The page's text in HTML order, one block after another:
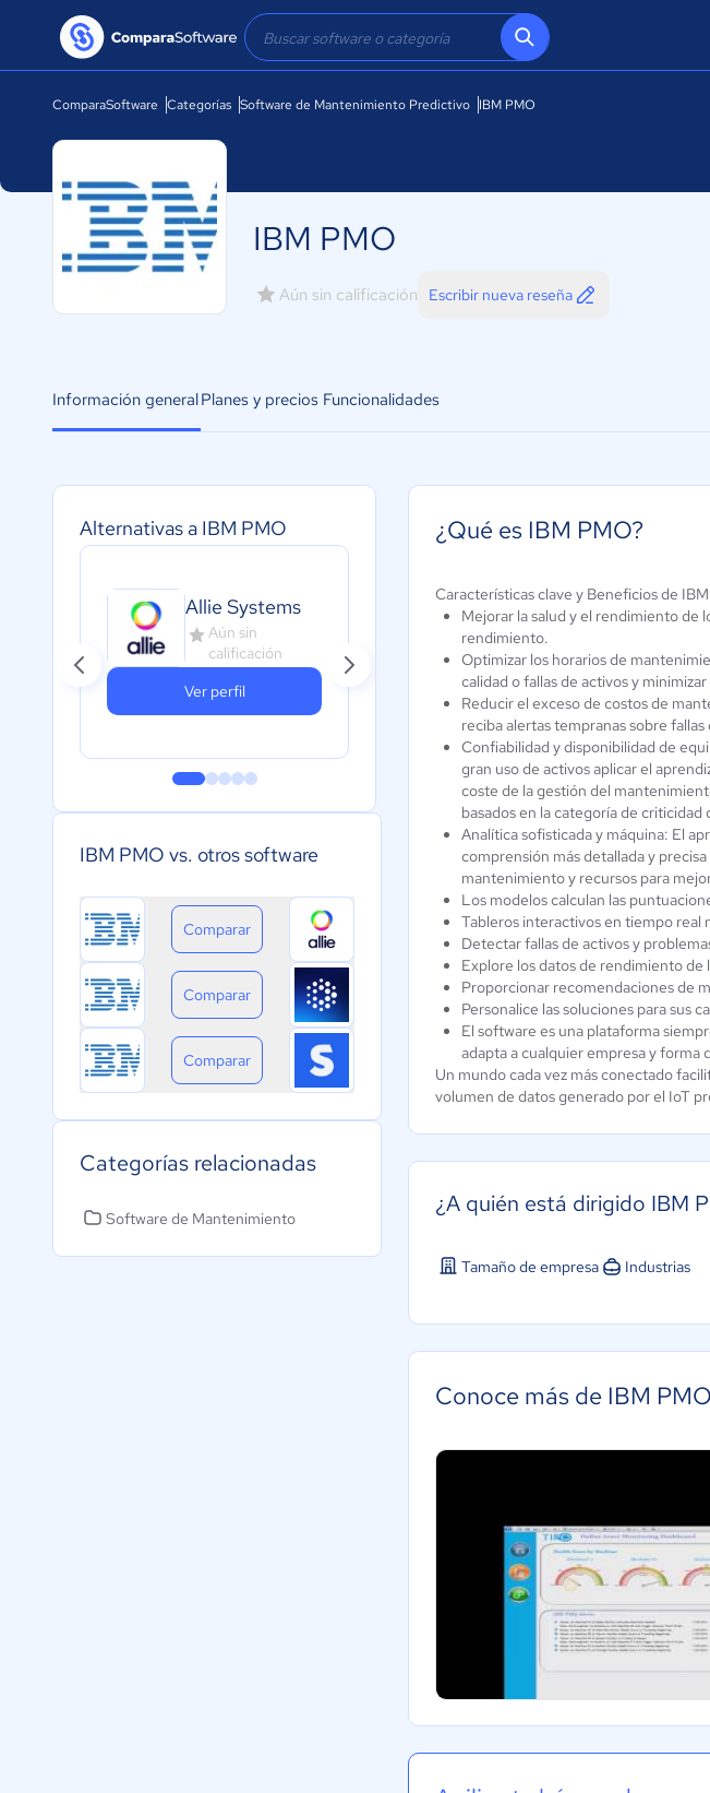
ComparaSoftware Categorías Software de Mantenimiento Predictivo IBM PMO
IBM PMO
Aún sin calificación Escribir nueva reseña
Información generalPlanes y precios Funcionalidades
Alternativas a IBM PMO
Allie Systems
Aún sin
calificación
Ver perfil
Fracttal One
4.3 / 5
IBM PMO vs. otros software
Comparar
Comparar
Comparar
Categorías relacionadas
Software de Mantenimiento
¿Qué es IBM PMO?
Características clave y Beneficios de
Mejorar la salud y el rendimiento de
rendimiento.
Optimizar los horarios de
calidad o fallas de activos y
Reducir el exceso de costos de
reciba alertas tempranas sobre
Confiabilidad y disponibilidad de
gran uso de activos aplicar el
coste de la gestión del
basados en la categoría de
Analítica sofisticada y máquina: El
comprensión más detallada y
mantenimiento y recursos para
Los modelos calculan las
Tableros interactivos en tiempo real
Detectar fallas de activos y
Explore los datos de rendimiento de
Proporcionar recomendaciones de
Personalice las soluciones para sus
El software es una plataforma
adapta a cualquier empresa y forma
Un mundo cada vez más conectado
volumen de datos generado por el IoT
¿A quién está dirigido IBM
Tamaño de empresa Industrias
Conoce más de IBM PMO